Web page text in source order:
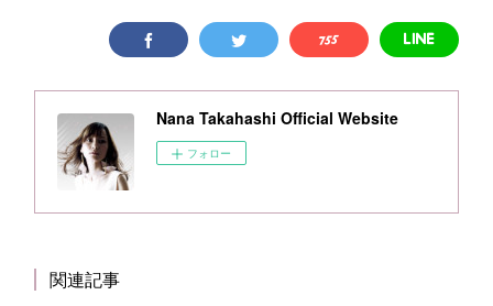
Nana Takahashi Official Website
フォロー
関連記事